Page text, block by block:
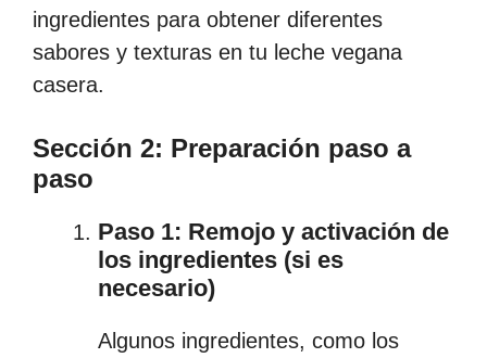
ingredientes para obtener diferentes
sabores y texturas en tu leche vegana
casera.
Sección 2: Preparación paso a
paso
Paso 1: Remojo y activación de
los ingredientes (si es
necesario)
Algunos ingredientes, como los